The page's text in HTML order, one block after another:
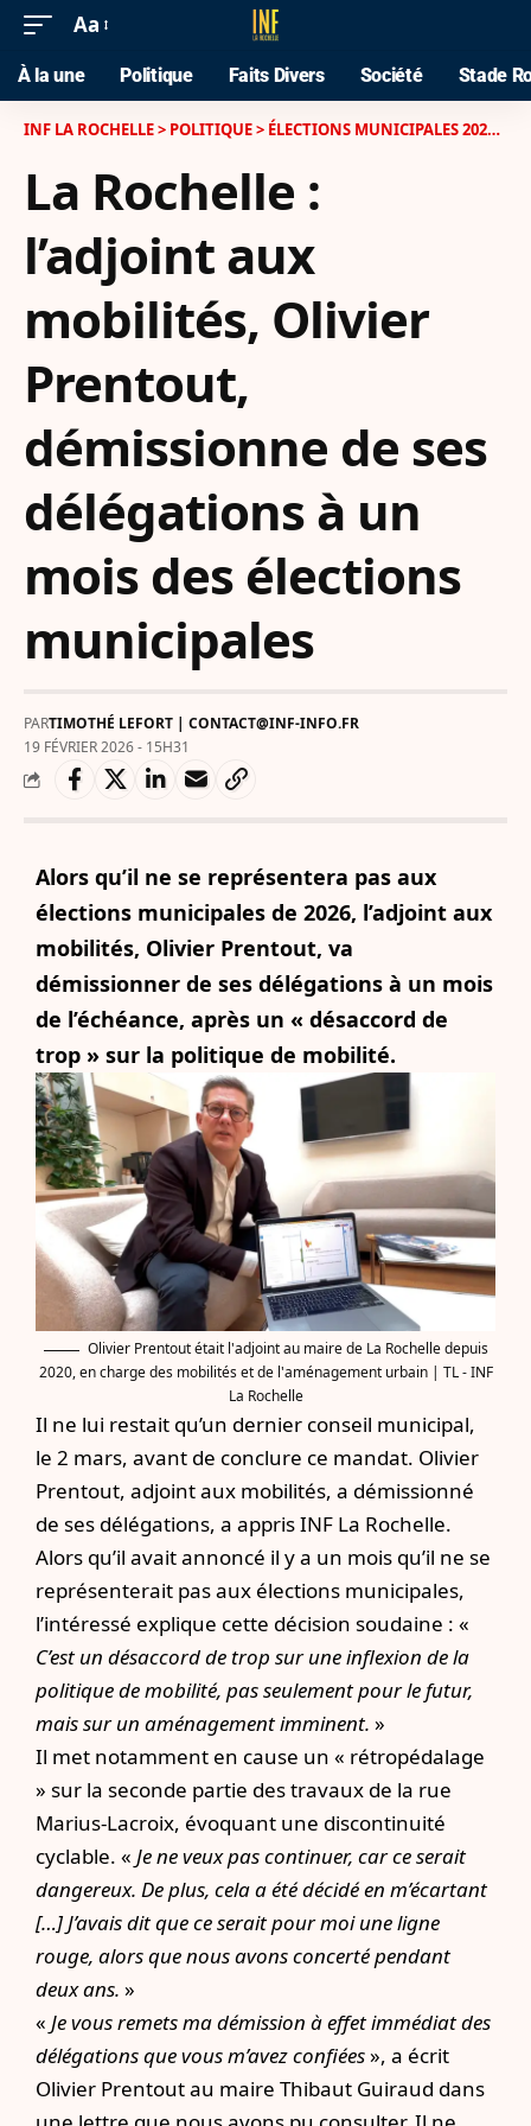
Aa
À la une Politique Faits Divers Société Stade
INF LA ROCHELLE> POLITIQUE> ÉLECTIONS MUNICIPALES 2026 À LA ROCHELLE
La Rochelle :
l’adjoint aux
mobilités, Olivier
Prentout,
démissionne de ses
délégations à un
mois des élections
municipales
PARTIMOTHÉ LEFORT | CONTACT@INF-INFO.FR
19 FÉVRIER 2026 - 15H31
Alors qu’il ne se représentera pas aux
élections municipales de 2026, l’adjoint aux
mobilités, Olivier Prentout, va
démissionner de ses délégations à un mois
de l’échéance, après un « désaccord de
trop » sur la politique de mobilité.
Olivier Prentout était l'adjoint au maire de La Rochelle depuis
2020, en charge des mobilités et de l'aménagement urbain | TL - INF
La Rochelle
Il ne lui restait qu’un dernier conseil municipal,
le 2 mars, avant de conclure ce mandat. Olivier
Prentout, adjoint aux mobilités, a démissionné
de ses délégations, a appris INF La Rochelle.
Alors qu’il avait annoncé il y a un mois qu’il ne se
représenterait pas aux élections municipales,
l’intéressé explique cette décision soudaine : «
C’est un désaccord de trop sur une inflexion de la
politique de mobilité, pas seulement pour le futur,
mais sur un aménagement imminent. »
Il met notamment en cause un « rétropédalage
» sur la seconde partie des travaux de la rue
Marius-Lacroix, évoquant une discontinuité
cyclable. « Je ne veux pas continuer, car ce serait
dangereux. De plus, cela a été décidé en m’écartant
[…] J’avais dit que ce serait pour moi une ligne
rouge, alors que nous avons concerté pendant
deux ans. »
« Je vous remets ma démission à effet immédiat des
délégations que vous m’avez confiées», a écrit
Olivier Prentout au maire Thibaut Guiraud dans